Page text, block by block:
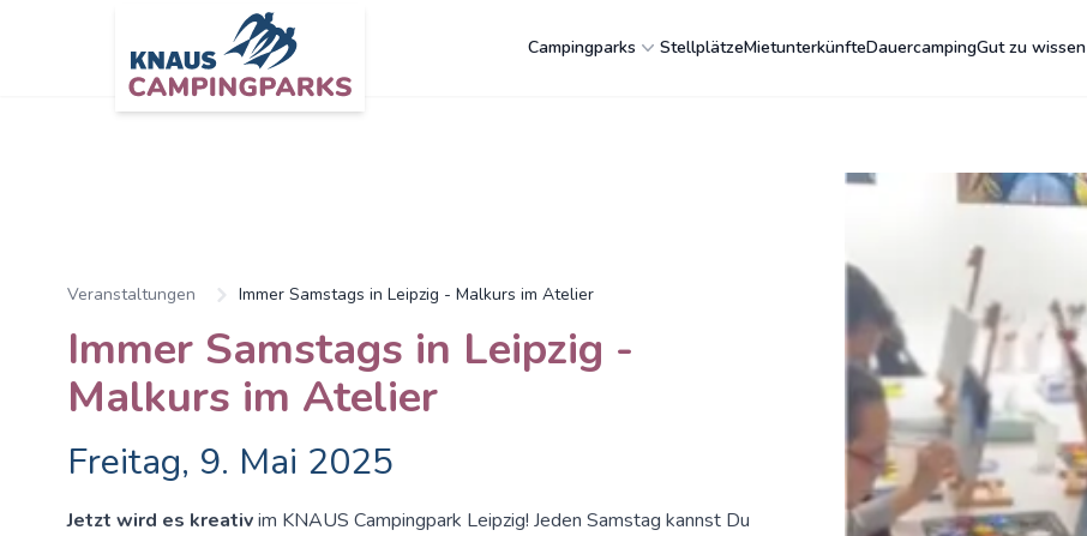
Campingparks StellplätzeMietunterkünfteDauercampingGut zu wissen
Veranstaltungen Immer Samstags in Leipzig - Malkurs im Atelier
Immer Samstags in Leipzig -
Malkurs im Atelier
Freitag, 9. Mai 2025
Jetzt wird es kreativim KNAUS Campingpark Leipzig! Jeden Samstag kannst Du